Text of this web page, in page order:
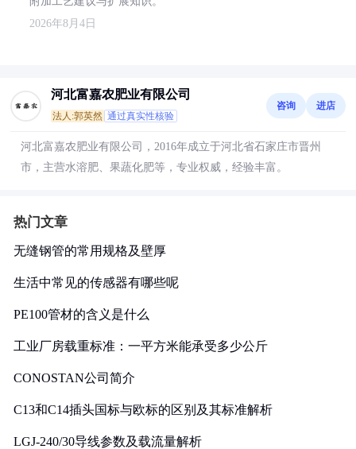
2026年8月4日
河北富嘉农肥业有限公司
法人:郭英然 通过真实性核验
咨询 进店
河北富嘉农肥业有限公司，2016年成立于河北省石家庄市晋州
市，主营水溶肥、果蔬化肥等，专业权威，经验丰富。
热门文章
无缝钢管的常用规格及壁厚
生活中常见的传感器有哪些呢
PE100管材的含义是什么
工业厂房载重标准：一平方米能承受多少公斤
CONOSTAN公司简介
C13和C14插头国标与欧标的区别及其标准解析
LGJ-240/30导线参数及载流量解析